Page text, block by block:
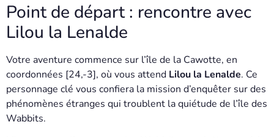
Point de départ : rencontre avec
Lilou la Lenalde
Votre aventure commence sur l’île de la Cawotte, en
coordonnées [24,-3], où vous attend Lilou la Lenalde. Ce
personnage clé vous confiera la mission d’enquêter sur des
phénomènes étranges qui troublent la quiétude de l’île des
Wabbits.